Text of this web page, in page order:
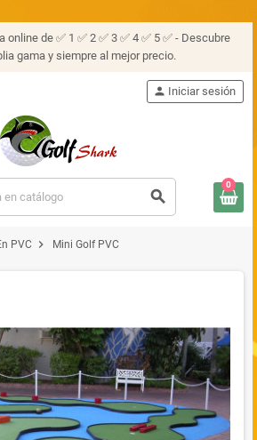
online de ✅ 1 ✅ 2 ✅ 3 ✅ 4 ✅ 5 ✅ - Descubre
gama y siempre al mejor precio.
search
person Iniciar sesión
0
PVC chevron_right Mini Golf PVC